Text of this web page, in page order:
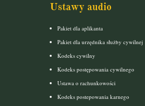
Ustawy audio
Pakiet dla aplikanta
Pakiet dla urzędnika służby cywilnej
Kodeks cywilny
Kodeks postępowania cywilnego
Ustawa o rachunkowości
Kodeks postepowania karnego